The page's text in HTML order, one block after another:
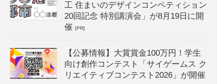
工 住まいのデザインコンペティション
20回記念 特別講演会」が8月19日に開
催[PR]
【公募情報】大賞賞金100万円！学生
向け創作コンテスト「サイゲームス ク
リエイティブコンテスト2026」が開催